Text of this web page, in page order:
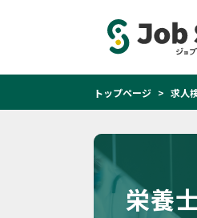
トップページ 求人
栄養